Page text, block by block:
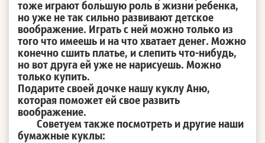
тоже играют большую роль в жизни ребенка,
но уже не так сильно развивают детское
воображение. Играть с ней можно только из
того что имеешь и на что хватает денег. Можно
конечно сшить платье, и слепить что-нибудь,
но вот друга ей уже не нарисуешь. Можно
только купить.
Подарите своей дочке нашу куклу Аню,
которая поможет ей свое развить
воображение.
Советуем также посмотреть и другие наши
бумажные куклы: